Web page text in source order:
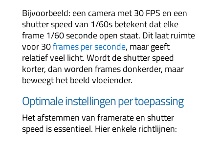
Bijvoorbeeld: een camera met 30 FPS en een
shutter speed van 1/60s betekent dat elke
frame 1/60 seconde open staat. Dit laat ruimte
voor 30frames per seconde, maar geeft
relatief veel licht. Wordt de shutter speed
korter, dan worden frames donkerder, maar
beweegt het beeld vloeiender.
Optimale instellingen per toepassing
Het afstemmen van framerate en shutter
speed is essentieel. Hier enkele richtlijnen: